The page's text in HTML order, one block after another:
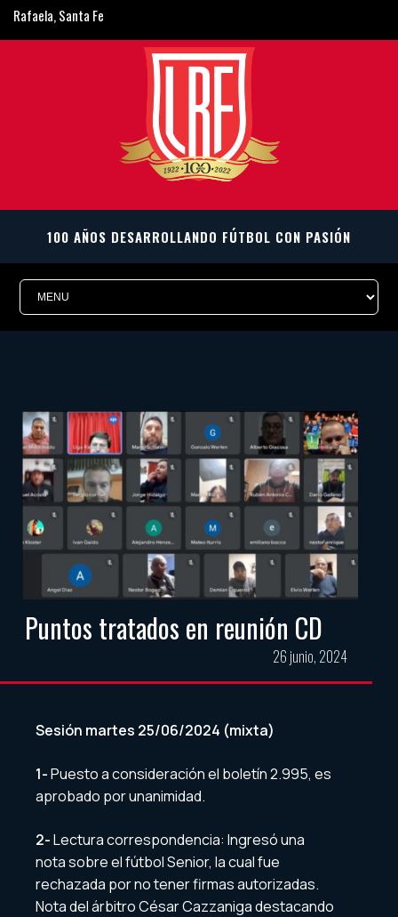
Rafaela, Santa Fe
ligarafaelina@gmail.com
Puntos tratados en reunión CD
26 junio, 2024
Sesión martes 25/06/2024 (mixta)
1-Puesto a consideración el boletín 2.995, es
aprobado por unanimidad.
2-Lectura correspondencia: Ingresó una
nota sobre el fútbol Senior, la cual fue
rechazada por no tener firmas autorizadas.
Nota del árbitro César Cazzaniga destacando